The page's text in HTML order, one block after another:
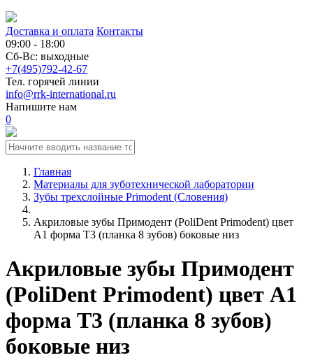
Доставка и оплата Контакты
09:00 - 18:00
Сб-Вс: выходные
+7(495)792-42-67
Тел. горячей линии
info@rrk-international.ru
Напишите нам
0
Главная
Материалы для зуботехнической лаборатории
Зубы трехслойные Primodent (Словения)
Акриловые зубы Примодент (PoliDent Primodent) цвет
A1 форма T3 (планка 8 зубов) боковые низ
Акриловые зубы Примодент
(PoliDent Primodent) цвет A1
форма T3 (планка 8 зубов)
боковые низ